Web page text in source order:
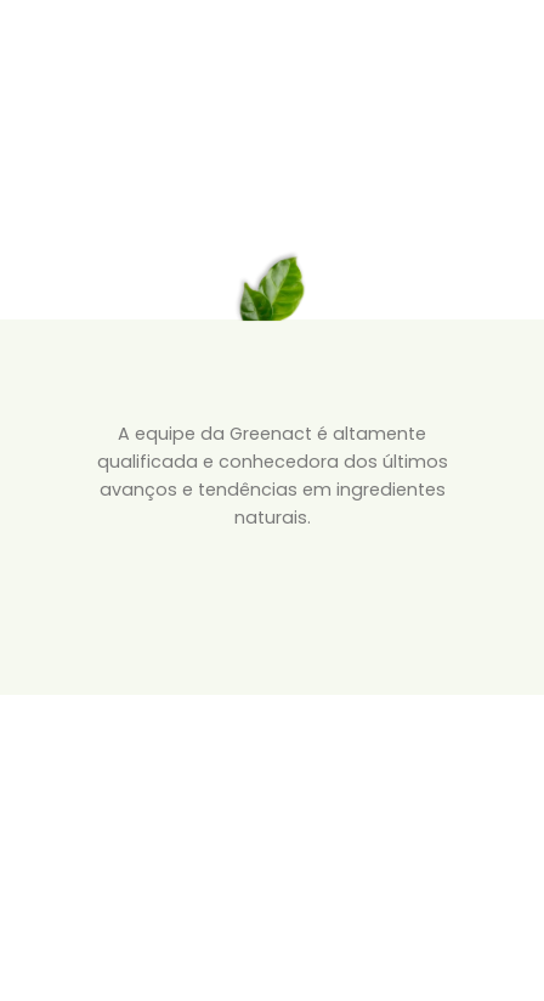
A equipe da Greenact é altamente
qualificada e conhecedora dos últimos
avanços e tendências em ingredientes
naturais.